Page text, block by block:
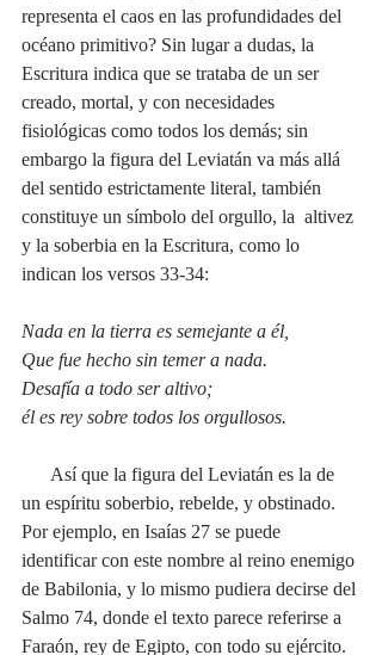
representa el caos en las profundidades del
océano primitivo? Sin lugar a dudas, la
Escritura indica que se trataba de un ser
creado, mortal, y con necesidades
fisiológicas como todos los demás; sin
embargo la figura del Leviatán va más allá
del sentido estrictamente literal, también
constituye un símbolo del orgullo, la  altivez
y la soberbia en la Escritura, como lo
indican los versos 33-34:
Nada en la tierra es semejante a él,
Que fue hecho sin temer a nada.
Desafía a todo ser altivo;
él es rey sobre todos los orgullosos.
un espíritu soberbio, rebelde, y obstinado.
Por ejemplo, en Isaías 27 se puede
identificar con este nombre al reino enemigo
de Babilonia, y lo mismo pudiera decirse del
Salmo 74, donde el texto parece referirse a
Faraón, rey de Egipto, con todo su ejército.